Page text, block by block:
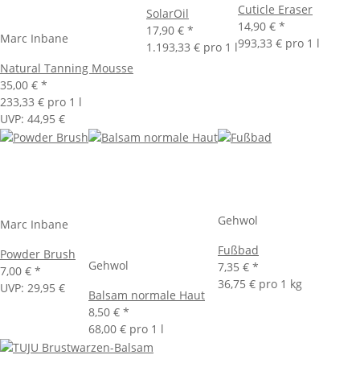
Marc Inbane
Natural Tanning Mousse
35,00 € *
233,33 € pro 1 l
UVP: 44,95 €
SolarOil
17,90 € *
1.193,33 € pro 1 l
Cuticle Eraser
14,90 € *
993,33 € pro 1 l
Marc Inbane
Powder Brush
7,00 € *
UVP: 29,95 €
Gehwol
Balsam normale Haut
8,50 € *
68,00 € pro 1 l
Gehwol
Fußbad
7,35 € *
36,75 € pro 1 kg